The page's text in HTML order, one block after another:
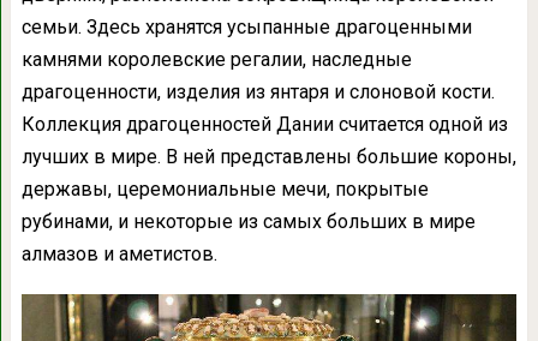
семьи. Здесь хранятся усыпанные драгоценными
камнями королевские регалии, наследные
драгоценности, изделия из янтаря и слоновой кости.
Коллекция драгоценностей Дании считается одной из
лучших в мире. В ней представлены большие короны,
державы, церемониальные мечи, покрытые
рубинами, и некоторые из самых больших в мире
алмазов и аметистов.